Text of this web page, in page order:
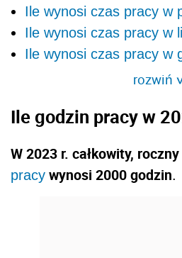
Ile wynosi czas pracy w
Ile wynosi czas pracy w
Ile wynosi czas pracy w
rozwiń
Ile godzin pracy w
W 2023 r. całkowity, roczny
pracy wynosi 2000 godzin.